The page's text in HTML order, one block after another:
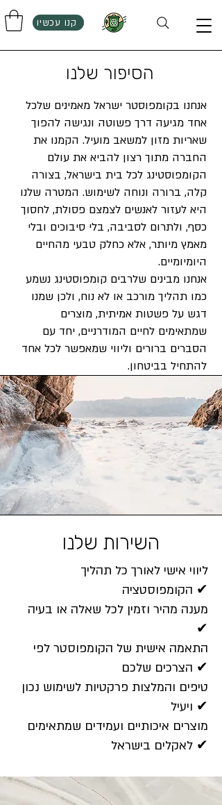
קנו עכשיו
הסיפור שלנו
אנחנו בקומפוסטר ישראל מאמינים שלכל
אחד מגיעה דרך פשוטה ונגישה להפוך
שאריות מזון למשאב מועיל. הקמנו את
החברה מתוך רצון להביא את עולם
הקומפוסטינג לכל בית בישראל, בצורה
קלה, ברורה ונוחה לשימוש. המטרה שלנו
היא לעזור לאנשים לצמצם פסולת, לחסוך
כסף, ולתרום לסביבה, בלי סיבוכים ובלי
מאמץ מיותר, אלא כחלק טבעי מהחיים
היומיומיים.
אנחנו מבינים שלרבים קומפוסטינג נשמע
כמו תהליך מורכב או לא נוח, ולכן שמנו
דגש על פשטות אמיתית, מוצרים
שמתאימים לחיים המודרניים, יחד עם
הסברים ברורים וליווי שמאפשר לכל אחד
להתחיל בביטחון.
השירות שלנו
הקומפוסטציה ✔
מענה מהיר וזמין לכל שאלה או בעיה
✔
התאמה אישית של הקומפוסטר לפי
הצרכים שלכם ✔
טיפים והמלצות פרקטיות לשימוש נכון
ויעיל ✔
מוצרים איכותיים ועמידים שמתאימים
לאקלים בישראל ✔